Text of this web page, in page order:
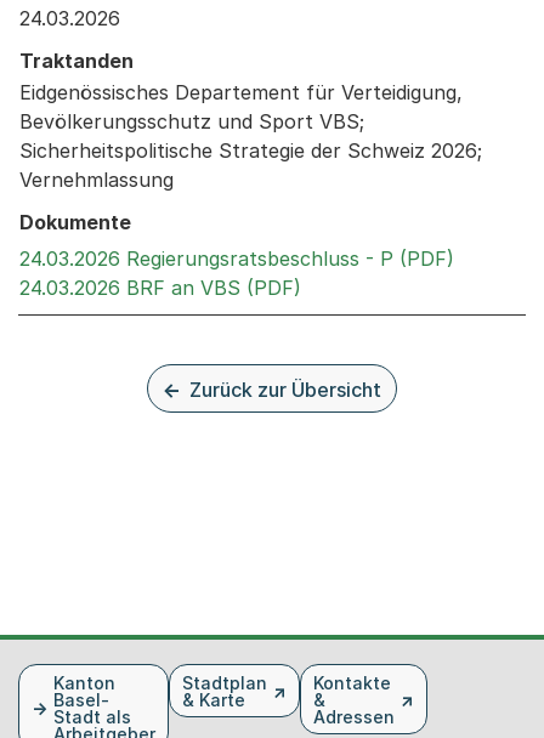
24.03.2026
Traktanden
Eidgenössisches Departement für Verteidigung,
Bevölkerungsschutz und Sport VBS;
Sicherheitspolitische Strategie der Schweiz 2026;
Vernehmlassung
Dokumente
24.03.2026 Regierungsratsbeschluss - P (PDF)
24.03.2026 BRF an VBS (PDF)
Zurück zur Übersicht
FusszeileKanton
Basel-
Stadt als
Arbeitgeber
Stadtplan
& Karte
Kontakte
&
Adressen